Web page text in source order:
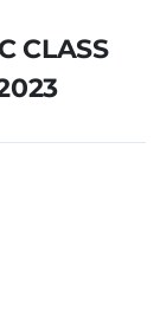
CLASS